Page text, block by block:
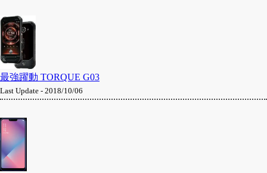
最強躍動 TORQUE G03
Last Update - 2018/10/06